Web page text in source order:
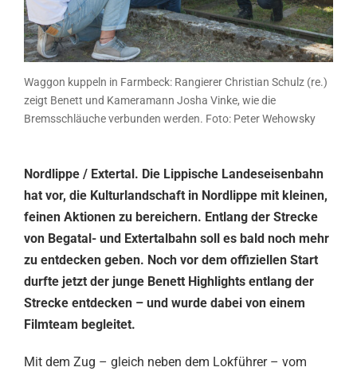
Waggon kuppeln in Farmbeck: Rangierer Christian Schulz (re.)
zeigt Benett und Kameramann Josha Vinke, wie die
Bremsschläuche verbunden werden. Foto: Peter Wehowsky
Nordlippe / Extertal. Die Lippische Landeseisenbahn
hat vor, die Kulturlandschaft in Nordlippe mit kleinen,
feinen Aktionen zu bereichern. Entlang der Strecke
von Begatal- und Extertalbahn soll es bald noch mehr
zu entdecken geben. Noch vor dem offiziellen Start
durfte jetzt der junge Benett Highlights entlang der
Strecke entdecken – und wurde dabei von einem
Filmteam begleitet.
Mit dem Zug – gleich neben dem Lokführer – vom